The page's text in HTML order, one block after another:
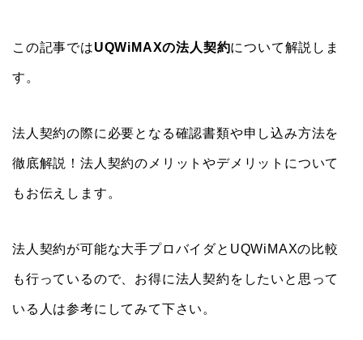
この記事ではUQWiMAXの法人契約について解説しま
す。
法人契約の際に必要となる確認書類や申し込み方法を
徹底解説！法人契約のメリットやデメリットについて
もお伝えします。
法人契約が可能な大手プロバイダとUQWiMAXの比較
も行っているので、お得に法人契約をしたいと思って
いる人は参考にしてみて下さい。